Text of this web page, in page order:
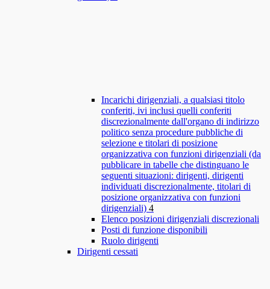
Incarichi dirigenziali, a qualsiasi titolo
conferiti, ivi inclusi quelli conferiti
discrezionalmente dall'organo di indirizzo
politico senza procedure pubbliche di
selezione e titolari di posizione
organizzativa con funzioni dirigenziali (da
pubblicare in tabelle che distinguano le
seguenti situazioni: dirigenti, dirigenti
individuati discrezionalmente, titolari di
posizione organizzativa con funzioni
dirigenziali) 4
Elenco posizioni dirigenziali discrezionali
Posti di funzione disponibili
Ruolo dirigenti
Dirigenti cessati